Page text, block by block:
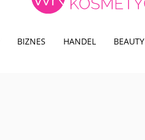
BIZNES HANDEL BEAUTY